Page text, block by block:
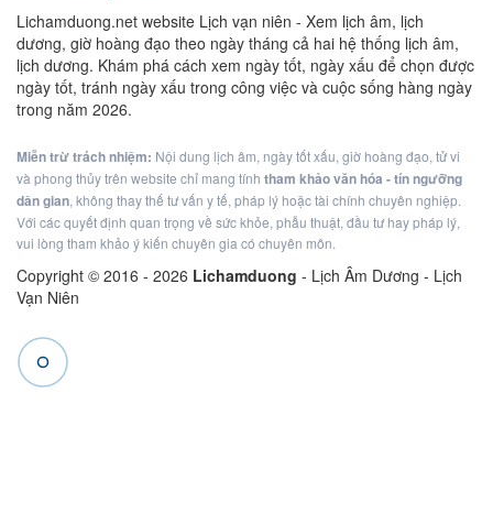
Lichamduong.net website Lịch vạn niên - Xem lịch âm, lịch
dương, giờ hoàng đạo theo ngày tháng cả hai hệ thống lịch âm,
lịch dương. Khám phá cách xem ngày tốt, ngày xấu để chọn được
ngày tốt, tránh ngày xấu trong công việc và cuộc sống hàng ngày
trong năm 2026.
Miễn trừ trách nhiệm: Nội dung lịch âm, ngày tốt xấu, giờ hoàng đạo, tử vi
và phong thủy trên website chỉ mang tính tham khảo văn hóa - tín ngưỡng
dân gian, không thay thế tư vấn y tế, pháp lý hoặc tài chính chuyên nghiệp.
Với các quyết định quan trọng về sức khỏe, phẫu thuật, đầu tư hay pháp lý,
vui lòng tham khảo ý kiến chuyên gia có chuyên môn.
Copyright © 2016 - 2026 Lichamduong - Lịch Âm Dương - Lịch
Vạn Niên